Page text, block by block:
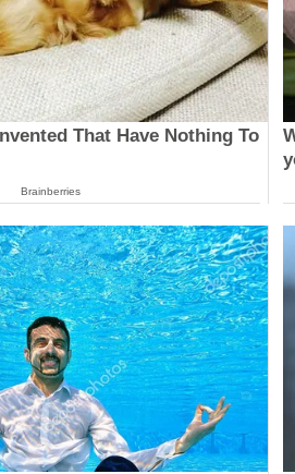
That Have Nothing To
Brainberries